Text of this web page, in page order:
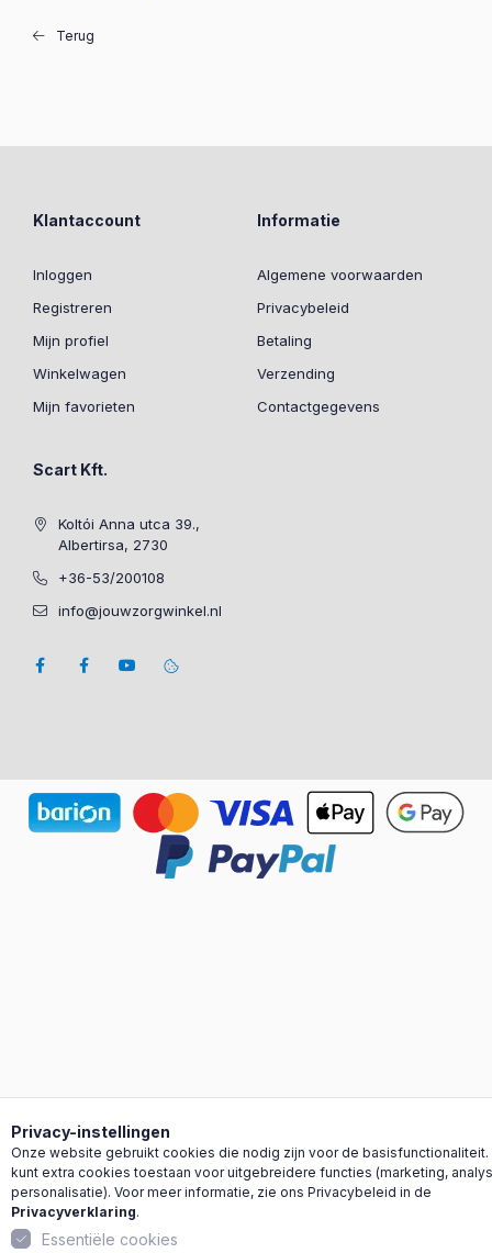
Terug
Klantaccount
Inloggen
Registreren
Mijn profiel
Winkelwagen
Mijn favorieten
Informatie
Algemene voorwaarden
Privacybeleid
Betaling
Verzending
Contactgegevens
Scart Kft.
Koltói Anna utca 39.,
Albertirsa, 2730
+36-53/200108
info@jouwzorgwinkel.nl
Privacy-instellingen
Onze website gebruikt cookies die nodig zijn voor de basisfunctionaliteit.
kunt extra cookies toestaan voor uitgebreidere functies (marketing,
personalisatie). Voor meer informatie, zie ons Privacybeleid in de
Privacyverklaring.
Essentiële cookies